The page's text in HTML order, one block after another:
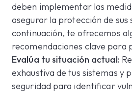
deben implementar las
asegurar la protección de sus
continuación, te ofrecemos
recomendaciones clave para
Evalúa tu situación actual:
exhaustiva de tus sistemas y
seguridad para identificar